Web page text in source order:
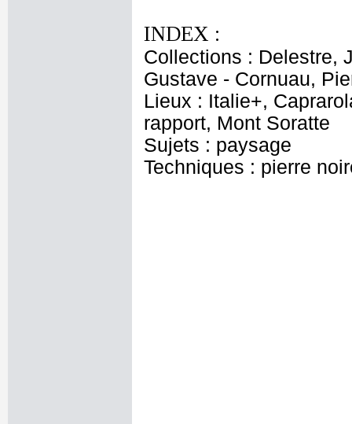
INDEX :
Collections : Delestre,
Gustave - Cornuau,
Lieux : Italie+,
rapport, Mont Soratte
Sujets : paysage
Techniques : pierre